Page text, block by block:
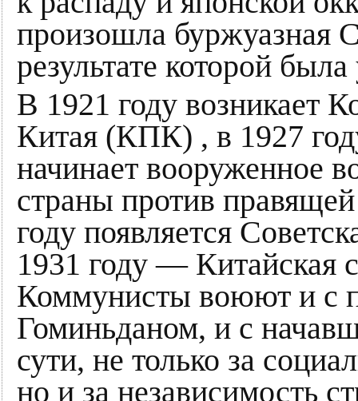
произошла буржуазная
результате которой
В 1921 году возникает
Китая (КПК) , в 1927
начинает вооруженное
страны против
году появляется
1931 году — Китайская
Коммунисты воюют и
Гоминьданом, и с
сути, не только за
но и за независимость